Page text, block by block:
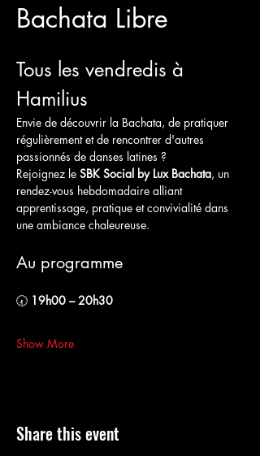
Bachata Libre
Tous les vendredis à
Hamilius
Envie de découvrir la Bachata, de pratiquer
régulièrement et de rencontrer d'autres
passionnés de danses latines ?
Rejoignez le SBK Social by Lux Bachata, un
rendez-vous hebdomadaire alliant
apprentissage, pratique et convivialité dans
une ambiance chaleureuse.
Au programme
🕢 19h00 – 20h30
Show More
Share this event